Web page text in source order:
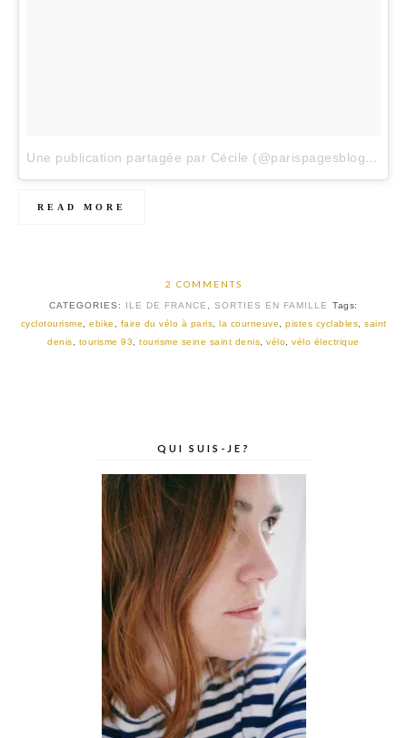
Une publication partagée par Cécile (@parispagesblog)le
READ MORE
2 COMMENTS
CATEGORIES: ILE DE FRANCE ,SORTIES EN FAMILLE
Tags:
cyclotourisme
ebike faire du vélo à paris la courneuve pistes cyclables
saint
denis
tourisme 93 ,tourisme seine saint denis ,vélo ,vélo électrique
QUI SUIS-JE?